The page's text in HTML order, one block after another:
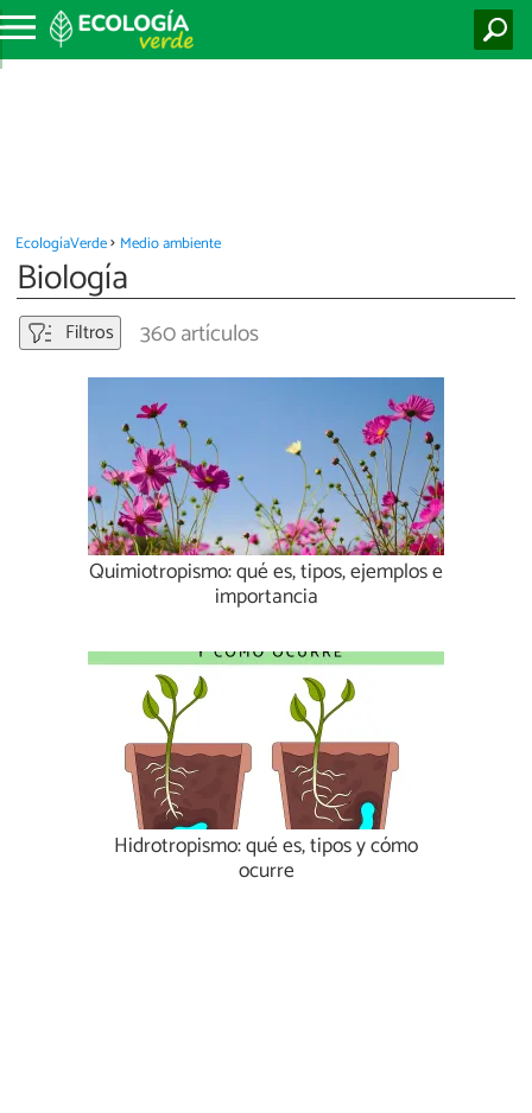
EcologíaVerde Medio ambiente
Biología
Filtros 360 artículos
Quimiotropismo: qué es, tipos, ejemplos e
importancia
Hidrotropismo: qué es, tipos y cómo
ocurre